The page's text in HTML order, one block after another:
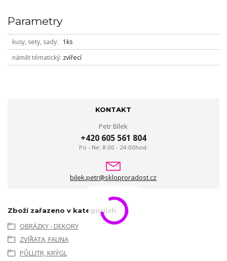
Parametry
kusy, sety, sady
1ks
námět tématický zvířecí
KONTAKT
Petr Bílek
+420 605 561 804
Po - Ne: 8:00 - 24:00hod.
bilek.petr@skloproradost.cz
Zboží zařazeno v kategoriích
OBRÁZKY - DEKORY
ZVÍŘATA, FAUNA
PŮLLITR, KRÝGL